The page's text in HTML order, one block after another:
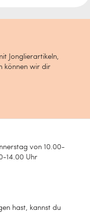
Jonglierartikeln,
können wir dir
hast, kannst du
von 10.00-
14.00 Uhr